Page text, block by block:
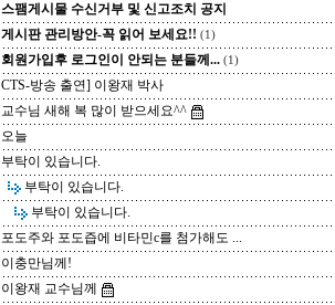
스팸게시물 수신거부 및 신고조치 공지
게시판 관리방안-꼭 읽어 보세요!! (1)
회원가입후 로그인이 안되는 분들께... (1)
CTS-방송 출연] 이왕재 박사
교수님 새해 복 많이 받으세요^^
오늘
부탁이 있습니다.
부탁이 있습니다.
부탁이 있습니다.
포도주와 포도즙에 비타민c를 첨가해도 ...
이충만님께!
이왕재 교수님께